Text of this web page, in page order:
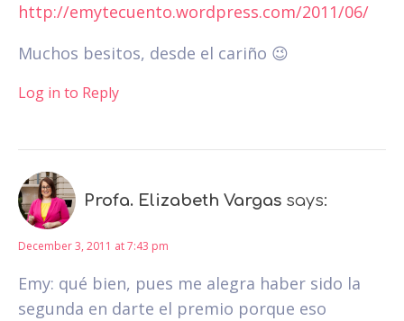
http://emytecuento.wordpress.com/2011/06/
Muchos besitos, desde el cariño 😉
Log in to Reply
Profa. Elizabeth Vargas says:
December 3, 2011 at 7:43 pm
Emy: qué bien, pues me alegra haber sido la
segunda en darte el premio porque eso